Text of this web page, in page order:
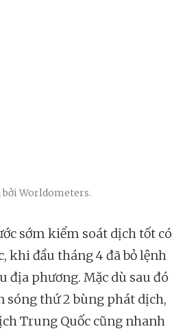
bởi Worldometers.
sớm kiểm soát dịch tốt có
khi đầu tháng 4 đã bỏ lệnh
địa phương. Mặc dù sau đó
sóng thứ 2 bùng phát dịch,
Trung Quốc cũng nhanh